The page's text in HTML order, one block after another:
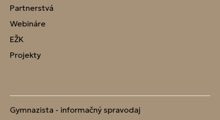
Partnerstvá
Webináre
EŽK
Projekty
Gymnazista - informačný spravodaj